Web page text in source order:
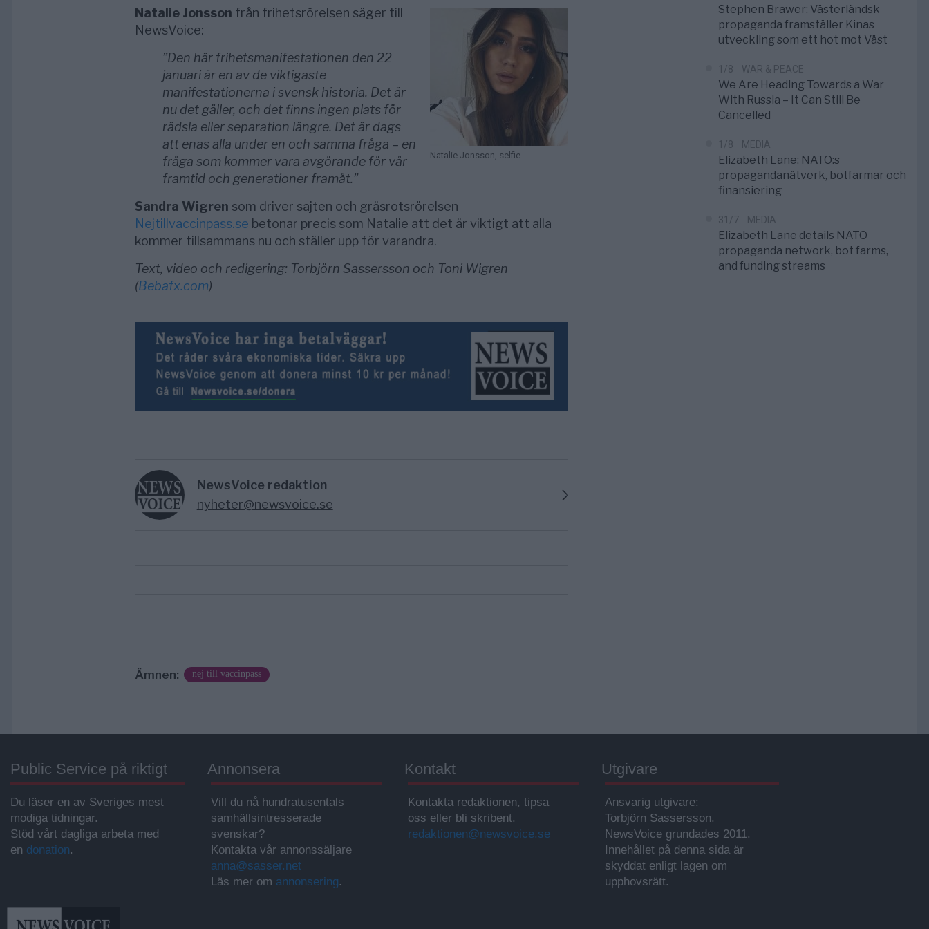
Natalie Jonsson, selfie
Natalie Jonsson från frihetsrörelsen säger till
NewsVoice:
”Den här frihetsmanifestationen den 22
januari är en av de viktigaste
manifestationerna i svensk historia. Det är
nu det gäller, och det finns ingen plats för
rädsla eller separation längre. Det är dags
att enas alla under en och samma fråga – en
fråga som kommer vara avgörande för vår
framtid och generationer framåt.”
Sandra Wigren som driver sajten och gräsrotsrörelsen
Nejtillvaccinpass.se betonar precis som Natalie att det är viktigt att alla
kommer tillsammans nu och ställer upp för varandra.
Text, video och redigering: Torbjörn Sassersson och Toni Wigren
(Bebafx.com)
NewsVoice redaktion
nyheter@newsvoice.se
Ämnen: nej till vaccinpass
Stephen Brawer: Västerländsk
propaganda framställer Kinas
utveckling som ett hot mot Väst
1/8 WAR & PEACE
We Are Heading Towards a War
With Russia – It Can Still Be
Cancelled
1/8 MEDIA
Elizabeth Lane: NATO:s
propagandanätverk, botfarmar och
finansiering
31/7 MEDIA
Elizabeth Lane details NATO
propaganda network, bot farms,
and funding streams
Public Service på riktigt
Du läser en av Sveriges mest
modiga tidningar.
Stöd vårt dagliga arbeta med
en donation.
Annonsera
Vill du nå hundratusentals
samhällsintresserade
svenskar?
Kontakta vår annonssäljare
anna@sasser.net
Läs mer om annonsering.
Kontakt
Kontakta redaktionen, tipsa
oss eller bli skribent.
redaktionen@newsvoice.se
Utgivare
Ansvarig utgivare:
Torbjörn Sassersson.
NewsVoice grundades 2011.
Innehållet på denna sida är
skyddat enligt lagen om
upphovsrätt.